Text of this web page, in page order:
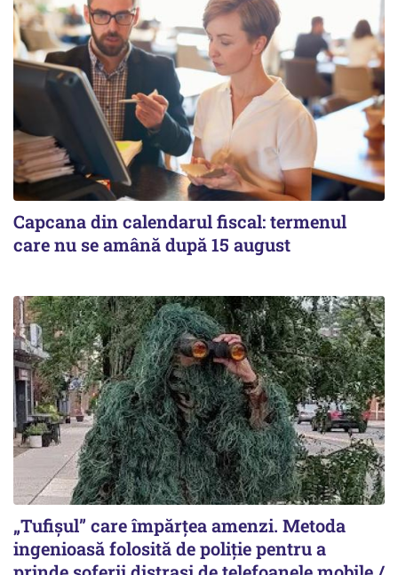
Capcana din calendarul fiscal: termenul
care nu se amână după 15 august
„Tufișul” care împărțea amenzi. Metoda
ingenioasă folosită de poliție pentru a